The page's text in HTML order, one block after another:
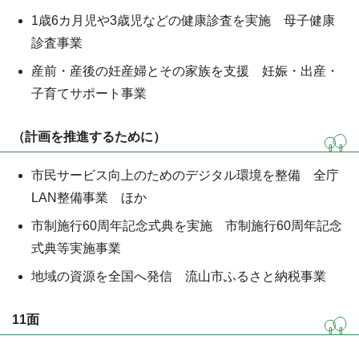
1歳6カ月児や3歳児などの健康診査を実施 母子健康
診査事業
産前・産後の妊産婦とその家族を支援 妊娠・出産・
子育てサポート事業
（計画を推進するために）
市民サービス向上のためのデジタル環境を整備 全庁
LAN整備事業 ほか
市制施行60周年記念式典を実施 市制施行60周年記念
式典等実施事業
地域の資源を全国へ発信 流山市ふるさと納税事業
11面